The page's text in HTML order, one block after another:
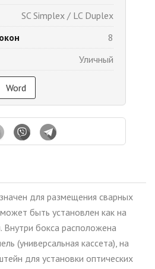
SC Simplex / LC Duplex
8
Уличный
Word
для размещения сварных
быть установлен как на
бокса расположена
(универсальная кассета), на
для установки оптических